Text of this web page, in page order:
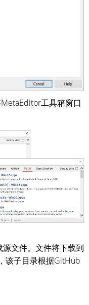
工具箱窗口
文件。文件将下载到
该子目录根据GitHub